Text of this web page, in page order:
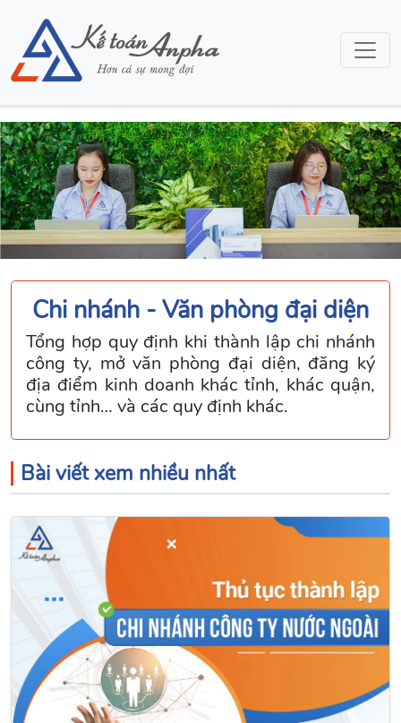
Chi nhánh - Văn phòng đại diện
Tổng hợp quy định khi thành lập chi nhánh
công ty, mở văn phòng đại diện, đăng ký
địa điểm kinh doanh khác tỉnh, khác quận,
cùng tỉnh… và các quy định khác.
Bài viết xem nhiều nhất